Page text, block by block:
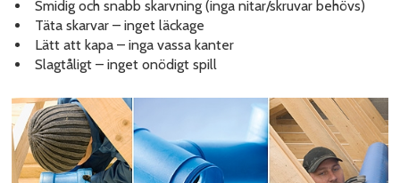
Smidig och snabb skarvning (inga nitar/skruvar behövs)
Täta skarvar – inget läckage
Lätt att kapa – inga vassa kanter
Slagtåligt – inget onödigt spill